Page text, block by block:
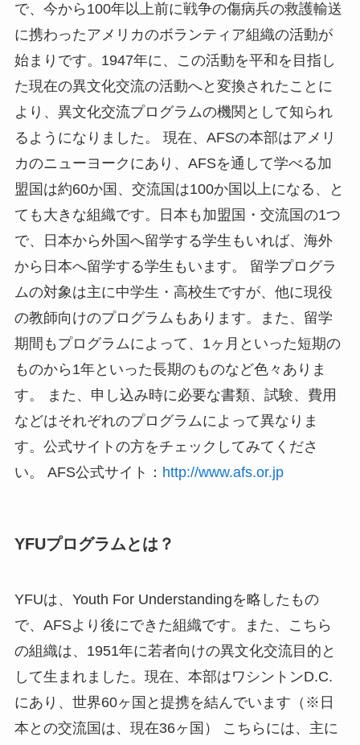
で、今から100年以上前に戦争の傷病兵の救護輸送
に携わったアメリカのボランティア組織の活動が
始まりです。1947年に、この活動を平和を目指し
た現在の異文化交流の活動へと変換されたことに
より、異文化交流プログラムの機関として知られ
るようになりました。 現在、AFSの本部はアメリ
カのニューヨークにあり、AFSを通して学べる加
盟国は約60か国、交流国は100か国以上になる、と
ても大きな組織です。日本も加盟国・交流国の1つ
で、日本から外国へ留学する学生もいれば、海外
から日本へ留学する学生もいます。 留学プログラ
ムの対象は主に中学生・高校生ですが、他に現役
の教師向けのプログラムもあります。また、留学
期間もプログラムによって、1ヶ月といった短期の
ものから1年といった長期のものなど色々ありま
す。 また、申し込み時に必要な書類、試験、費用
などはそれぞれのプログラムによって異なりま
す。公式サイトの方をチェックしてみてくださ
い。 AFS公式サイト： http://www.afs.or.jp
YFUプログラムとは？
YFUは、Youth For Understandingを略したもの
で、AFSより後にできた組織です。また、こちら
の組織は、1951年に若者向けの異文化交流目的と
して生まれました。現在、本部はワシントンD.C.
にあり、世界60ヶ国と提携を結んでいます（※日
本との交流国は、現在36ヶ国） こちらには、主に